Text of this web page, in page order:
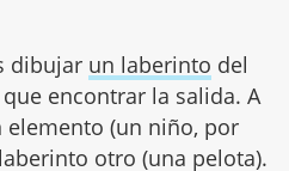
dibujar un laberinto del
encontrar la salida. A
(un niño, por
otro (una pelota).